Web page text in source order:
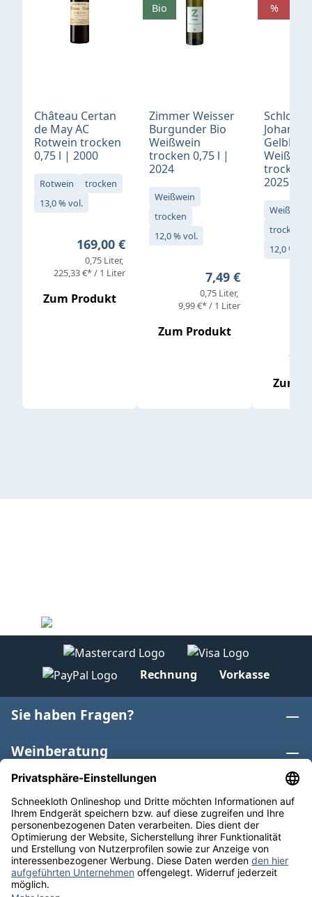
Château Certan
de May AC
Rotwein trocken
0,75 l | 2000
Rotwein
trocken
13,0 % vol.
Regulärer Preis:
169,00 €
0,75 Liter
225,33 €* / 1 Liter
Zum Produkt
Zimmer Weisser
Burgunder Bio
Weißwein
trocken 0,75 l |
2024
Weißwein
trocken
12,0 % vol.
Regulärer Preis:
7,49 €
0,75 Liter
9,99 €* / 1 Liter
Zum Produkt
Bio
Schloß
Gelblack
trocken
2025
Weißwein
trocken
12,0 % vol.
Zum
%
Rechnung Vorkasse
Sie haben Fragen?
Weinberatung
Informationen
Weinkategorien
Internationaler Wein